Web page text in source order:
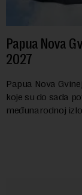
Papua Nova
2027
Papua Nova
koje su do sada
međunarodnoj